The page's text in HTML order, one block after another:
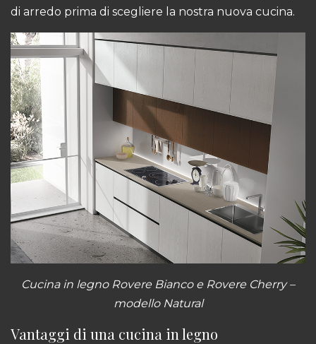
di arredo prima di scegliere la nostra nuova cucina.
Cucina in legno Rovere Bianco e Rovere Cherry –
modello Natural
Vantaggi di una cucina in legno